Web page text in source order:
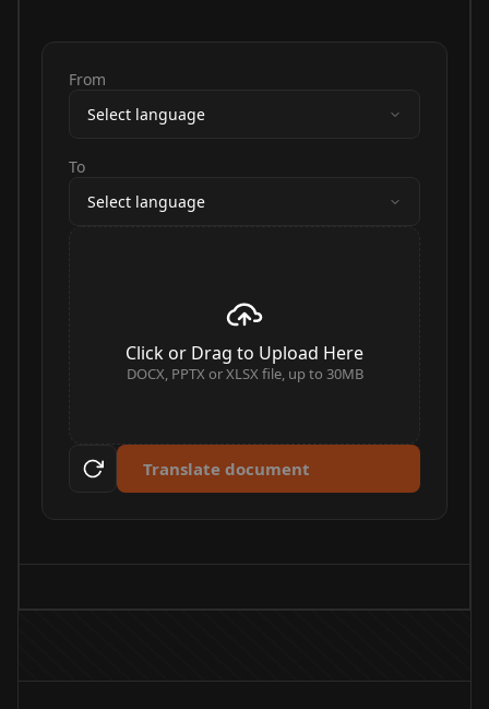
From
Select language
To
Select language
Click or Drag to Upload Here
DOCX, PPTX or XLSX file, up to 30MB
Translate document